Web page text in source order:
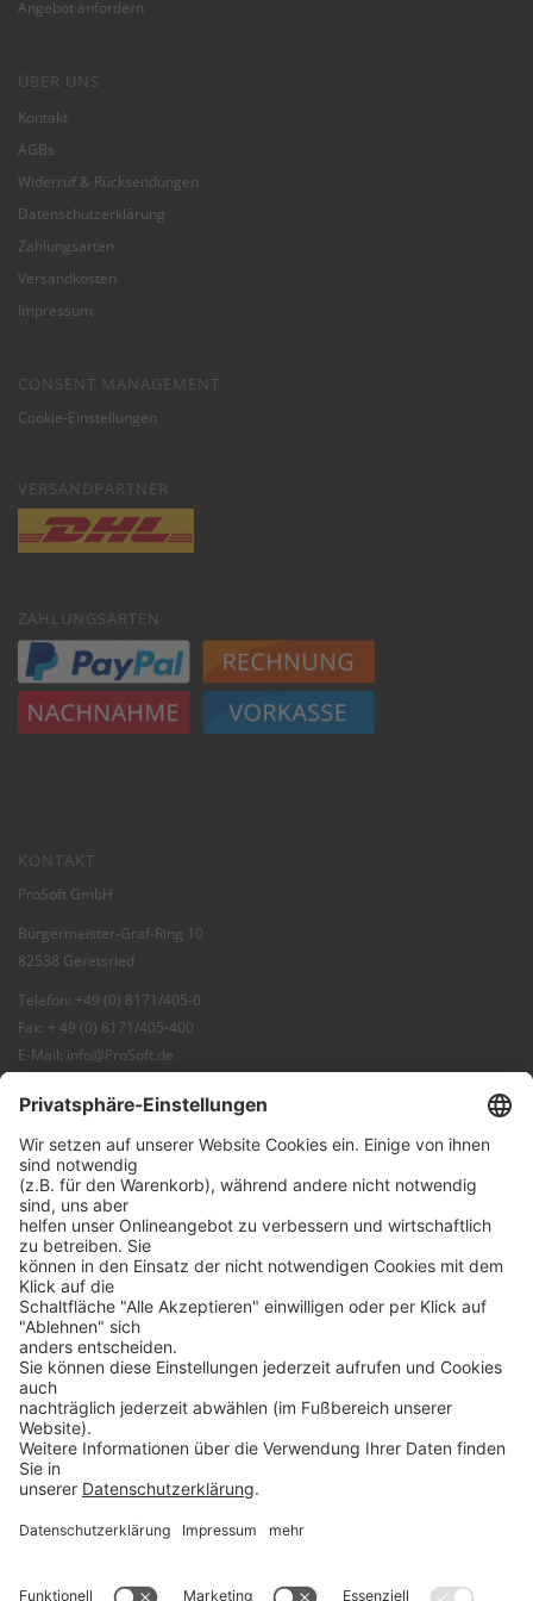
Angebot anfordern
ÜBER UNS
Kontakt
AGBs
Widerruf & Rücksendungen
Datenschutzerklärung
Zahlungsarten
Versandkosten
Impressum
CONSENT MANAGEMENT
Cookie-Einstellungen
VERSANDPARTNER
ZAHLUNGSARTEN
KONTAKT
ProSoft GmbH
Bürgermeister-Graf-Ring 10
82538 Geretsried
Telefon: +49 (0) 8171/405-0
Fax: + 49 (0) 8171/405-400
E-Mail: info@ProSoft.de
Web:
ProSoft
ProBlog
FAQ:Knowledgebase
Shop:ProSecurity
30+ JAHRE IT-KOMPETENZ
SICHERHEIT